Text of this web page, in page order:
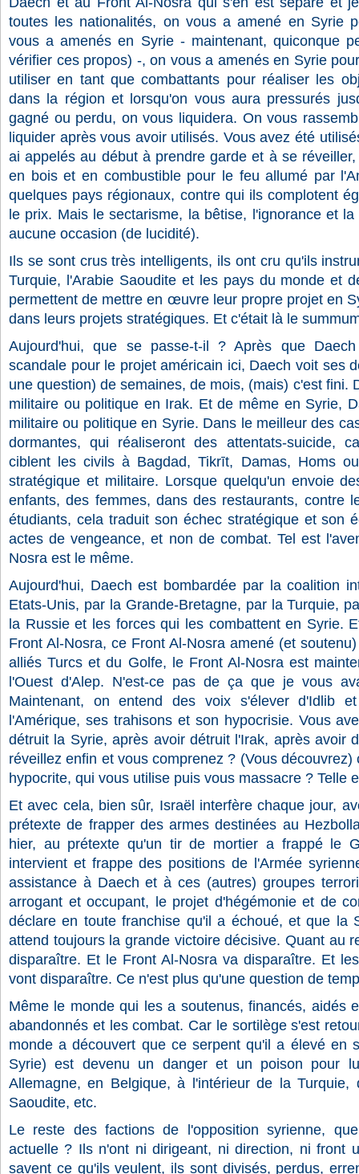
toutes les nationalités, on vous a amené en Syrie
vous a amenés en Syrie - maintenant, quiconque
vérifier ces propos) -, on vous a amenés en Syrie
utiliser en tant que combattants pour réaliser les
dans la région et lorsqu'on vous aura pressurés
gagné ou perdu, on vous liquidera. On vous
liquider après vous avoir utilisés. Vous avez été
ai appelés au début à prendre garde et à se
en bois et en combustible pour le feu allumé par
quelques pays régionaux, contre qui ils complotent
le prix. Mais le sectarisme, la bêtise, l'ignorance et
aucune occasion (de lucidité).
Ils se sont crus très intelligents, ils ont cru qu'ils
Turquie, l'Arabie Saoudite et les pays du monde et
permettent de mettre en œuvre leur propre projet en
dans leurs projets stratégiques. Et c'était là le
Aujourd'hui, que se passe-t-il ? Après que
scandale pour le projet américain ici, Daech voit ses
une question) de semaines, de mois, (mais) c'est fini.
militaire ou politique en Irak. Et de même en Syrie,
militaire ou politique en Syrie. Dans le meilleur des
dormantes, qui réaliseront des attentats-suicide,
ciblent les civils à Bagdad, Tikrīt, Damas, Homs
stratégique et militaire. Lorsque quelqu'un envoie
enfants, des femmes, dans des restaurants, contre
étudiants, cela traduit son échec stratégique et son
actes de vengeance, et non de combat. Tel est
Nosra est le même.
Aujourd'hui, Daech est bombardée par la coalition
Etats-Unis, par la Grande-Bretagne, par la Turquie,
la Russie et les forces qui les combattent en Syrie.
Front Al-Nosra, ce Front Al-Nosra amené (et
alliés Turcs et du Golfe, le Front Al-Nosra est
l'Ouest d'Alep. N'est-ce pas de ça que je vous
Maintenant, on entend des voix s'élever d'Idlib
l'Amérique, ses trahisons et son hypocrisie. Vous
détruit la Syrie, après avoir détruit l'Irak, après avoir
réveillez enfin et vous comprenez ? (Vous
hypocrite, qui vous utilise puis vous massacre ? Telle
Et avec cela, bien sûr, Israël interfère chaque jour,
prétexte de frapper des armes destinées au
hier, au prétexte qu'un tir de mortier a frappé le
intervient et frappe des positions de l'Armée
assistance à Daech et à ces (autres) groupes
arrogant et occupant, le projet d'hégémonie et de
déclare en toute franchise qu'il a échoué, et que la
attend toujours la grande victoire décisive. Quant au
disparaître. Et le Front Al-Nosra va disparaître. Et
vont disparaître. Ce n'est plus qu'une question de
Même le monde qui les a soutenus, financés, aidés
abandonnés et les combat. Car le sortilège s'est
monde a découvert que ce serpent qu'il a élevé en
Syrie) est devenu un danger et un poison pour
Allemagne, en Belgique, à l'intérieur de la Turquie,
Saoudite, etc.
Le reste des factions de l'opposition syrienne,
actuelle ? Ils n'ont ni dirigeant, ni direction, ni front
savent ce qu'ils veulent, ils sont divisés, perdus,